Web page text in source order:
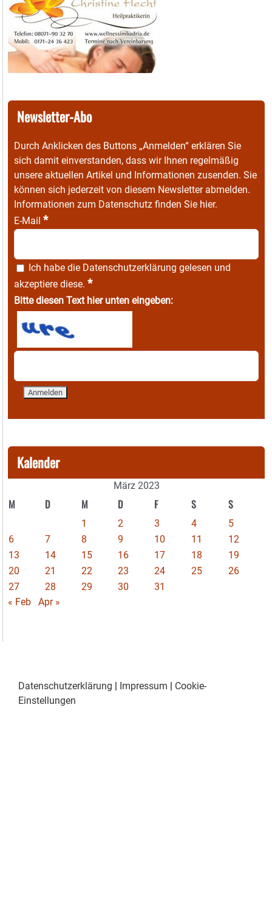
Newsletter-Abo
Durch Anklicken des Buttons „Anmelden“ erklären Sie
sich damit einverstanden, dass wir Ihnen regelmäßig
unsere aktuellen Artikel und Informationen zusenden. Sie
können sich jederzeit von diesem Newsletter abmelden.
Informationen zum Datenschutz finden Sie hier.
E-Mail *
Ich habe die Datenschutzerklärung gelesen und
akzeptiere diese. *
Bitte diesen Text hier unten eingeben:
Kalender
März 2023
M D M D F S S
1 2 3 4
5
6
7 8 9 10 11
12
13
14 15 16 17 18
19
20
21 22 23 24 25
26
27
28 29 30
31
« Feb
Apr »
Datenschutzerklärung | Impressum | Cookie-
Einstellungen